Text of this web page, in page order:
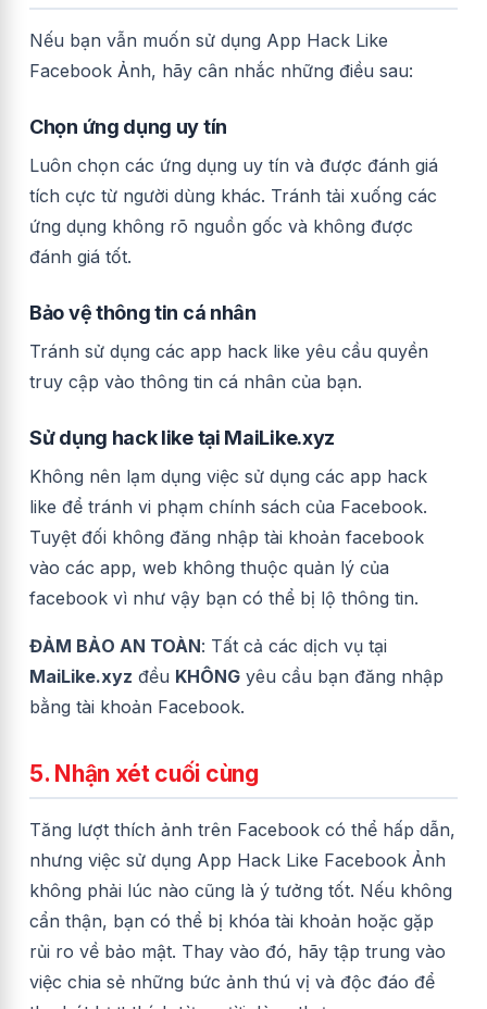
Nếu bạn vẫn muốn sử dụng App Hack Like
Facebook Ảnh, hãy cân nhắc những điều sau:
Chọn ứng dụng uy tín
Luôn chọn các ứng dụng uy tín và được đánh giá
tích cực từ người dùng khác. Tránh tải xuống các
ứng dụng không rõ nguồn gốc và không được
đánh giá tốt.
Bảo vệ thông tin cá nhân
Tránh sử dụng các app hack like yêu cầu quyền
truy cập vào thông tin cá nhân của bạn.
Sử dụng hack like tại MaiLike.xyz
Không nên lạm dụng việc sử dụng các app hack
like để tránh vi phạm chính sách của Facebook.
Tuyệt đối không đăng nhập tài khoản facebook
vào các app, web không thuộc quản lý của
facebook vì như vậy bạn có thể bị lộ thông tin.
ĐẢM BẢO AN TOÀN: Tất cả các dịch vụ tại
MaiLike.xyz đều KHÔNG yêu cầu bạn đăng nhập
bằng tài khoản Facebook.
5. Nhận xét cuối cùng
Tăng lượt thích ảnh trên Facebook có thể hấp dẫn,
nhưng việc sử dụng App Hack Like Facebook Ảnh
không phải lúc nào cũng là ý tưởng tốt. Nếu không
cẩn thận, bạn có thể bị khóa tài khoản hoặc gặp
rủi ro về bảo mật. Thay vào đó, hãy tập trung vào
việc chia sẻ những bức ảnh thú vị và độc đáo để